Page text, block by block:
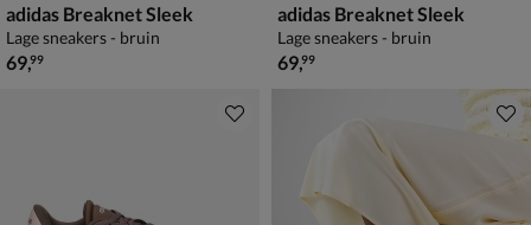
adidas Breaknet Sleek
Lage sneakers - bruin
€ 69,99
69,99
adidas Breaknet Sleek
Lage sneakers - bruin
€ 69,99
69,99